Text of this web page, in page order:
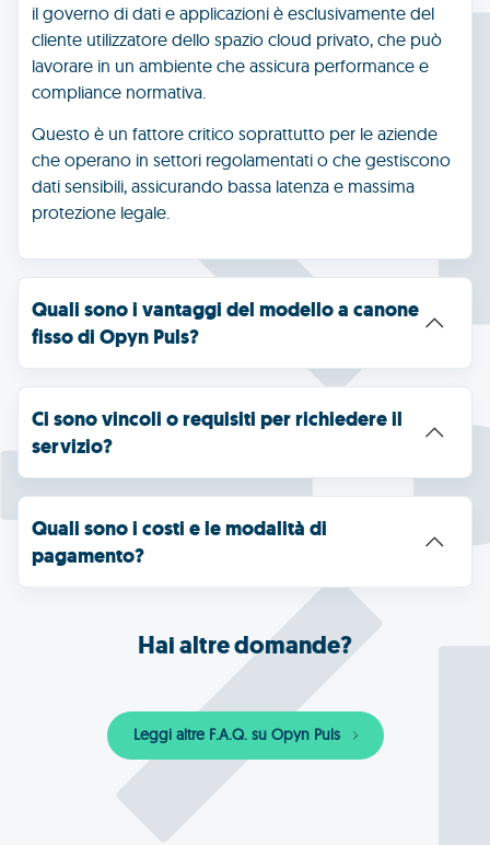
il governo di dati e applicazioni è esclusivamente del
cliente utilizzatore dello spazio cloud privato, che può
lavorare in un ambiente che assicura performance e
compliance normativa.
Questo è un fattore critico soprattutto per le aziende
che operano in settori regolamentati o che gestiscono
dati sensibili, assicurando bassa latenza e massima
protezione legale.
Quali sono i vantaggi del modello a canone
fisso di Opyn Puls?
Ci sono vincoli o requisiti per richiedere il
servizio?
Quali sono i costi e le modalità di
pagamento?
Hai altre domande?
Leggi altre F.A.Q. su Opyn Puls